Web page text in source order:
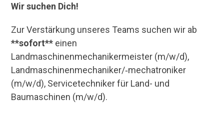
Wir suchen Dich!
Zur Verstärkung unseres Teams suchen wir ab
**sofort** einen
Landmaschinenmechanikermeister (m/w/d),
Landmaschinenmechaniker/‑mechatroniker
(m/w/d), Servicetechniker für Land- und
Baumaschinen (m/w/d).